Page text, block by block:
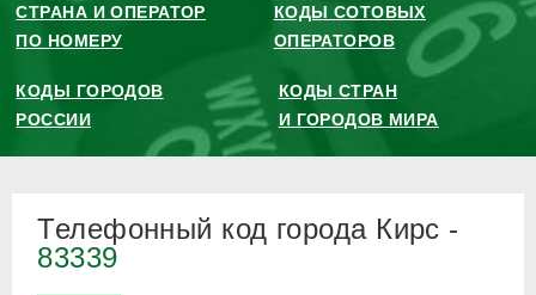
СТРАНА И ОПЕРАТОР
ПО НОМЕРУ
КОДЫ СОТОВЫХ
ОПЕРАТОРОВ
КОДЫ ГОРОДОВ
РОССИИ
КОДЫ СТРАН
И ГОРОДОВ МИРА
Телефонный код города Кирс -
83339